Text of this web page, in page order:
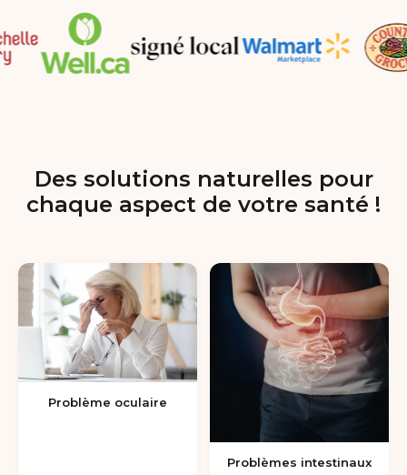
Des solutions naturelles pour
chaque aspect de votre santé !
Problème oculaire
Problèmes intestinaux